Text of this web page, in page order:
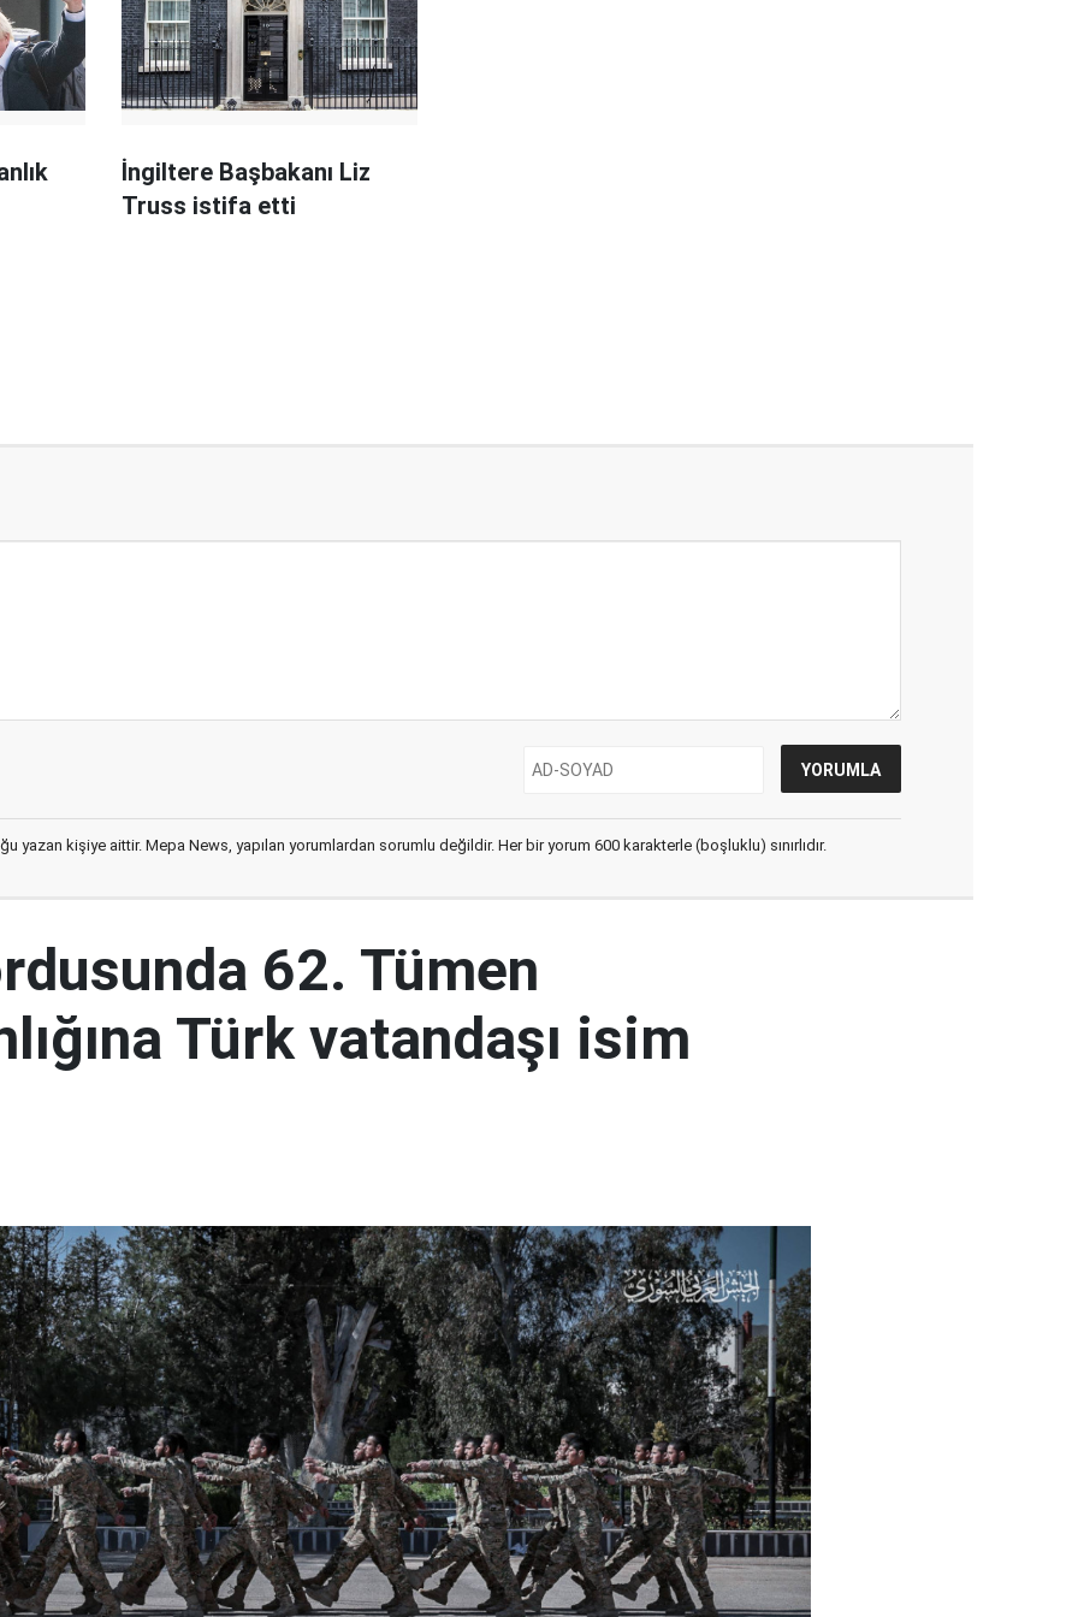
İngiltere Başbakanı Liz
Truss istifa etti
yazan kişiye aittir. Mepa News, yapılan yorumlardan sorumlu değildir. Her bir yorum 600 karakterle (boşluklu) sınırlıdır.
62. Tümen
Türk vatandaşı isim